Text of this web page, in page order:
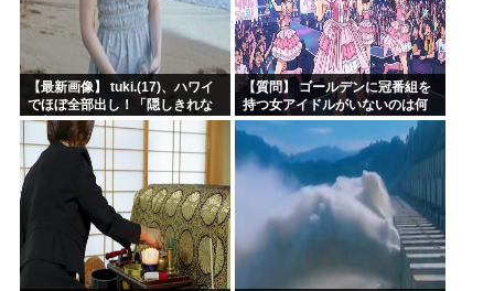
【最新画像】 tuki.(17)、ハワイ
でほぼ全部出し！「隠しきれな
い美貌」とSNSざわつく
【質問】 ゴールデンに冠番組を
持つ女アイドルがいないのは何
故なのか？